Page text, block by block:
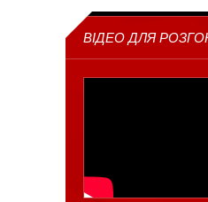
ВІДЕО ДЛЯ